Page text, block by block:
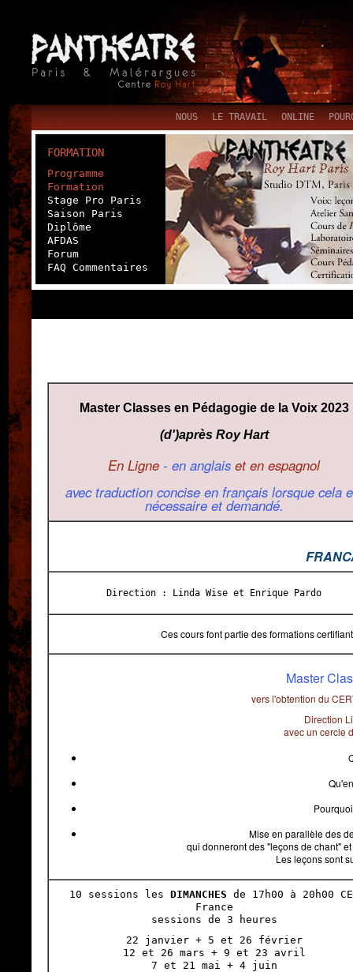
NOUS LE TRAVAIL ONLINE
FORMATION
Programme
Formation
Stage Pro Paris
Saison Paris
Diplôme
AFDAS
Forum
FAQ Commentaires
Master Classes en Pédagogie de la Voix 2023
(d')après Roy Hart
En Ligne - en anglais et en espagnol
avec traduction concise en français lorsque cela
nécessaire et demandé.
Direction : Linda Wise et Enrique Pardo
Ces cours font partie des formations
Master
vers l'obtention du
Direction
avec un cercle
Mise en parallèle des
qui donneront des "leçons de chant"
Les leçons sont
10 sessions les DIMANCHES de 17h00 à 20h00
France
sessions de 3 heures
22 janvier + 5 et 26 février
12 et 26 mars + 9 et 23 avril
7 et 21 mai + 4 juin